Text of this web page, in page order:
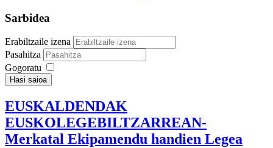
Sarbidea
Erabiltzaile izena
Pasahitza
Gogoratu
Hasi saioa
EUSKALDENDAK
EUSKOLEGEBILTZARREAN-
Merkatal Ekipamendu handien Legea